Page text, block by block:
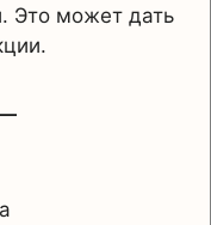
Это может дать